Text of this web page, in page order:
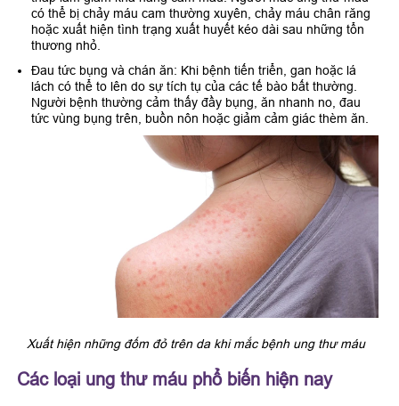
có thể bị chảy máu cam thường xuyên, chảy máu chân răng
hoặc xuất hiện tình trạng xuất huyết kéo dài sau những tổn
thương nhỏ.
Đau tức bụng và chán ăn: Khi bệnh tiến triển, gan hoặc lá
lách có thể to lên do sự tích tụ của các tế bào bất thường.
Người bệnh thường cảm thấy đầy bụng, ăn nhanh no, đau
tức vùng bụng trên, buồn nôn hoặc giảm cảm giác thèm ăn.
Xuất hiện những đốm đỏ trên da khi mắc bệnh ung thư máu
Các loại ung thư máu phổ biến hiện nay